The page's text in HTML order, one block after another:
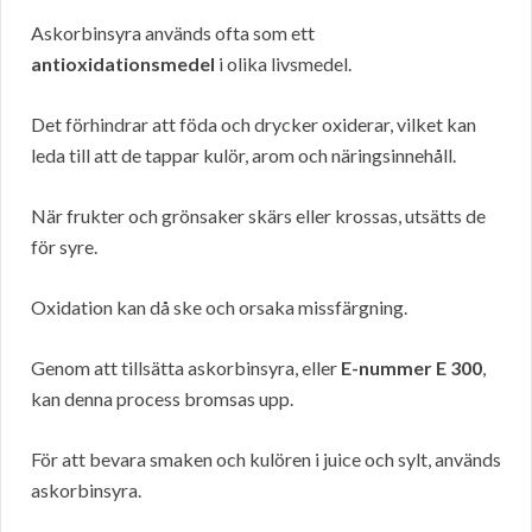
Askorbinsyra används ofta som ett
antioxidationsmedel i olika livsmedel.
Det förhindrar att föda och drycker oxiderar, vilket kan
leda till att de tappar kulör, arom och näringsinnehåll.
När frukter och grönsaker skärs eller krossas, utsätts de
för syre.
Oxidation kan då ske och orsaka missfärgning.
Genom att tillsätta askorbinsyra, eller E-nummer E 300,
kan denna process bromsas upp.
För att bevara smaken och kulören i juice och sylt, används
askorbinsyra.